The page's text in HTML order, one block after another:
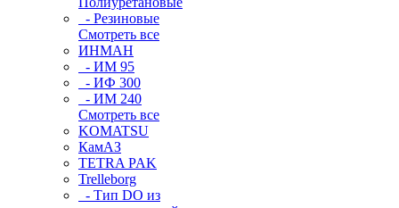
- Резиновые
Смотреть все
ИНМАН
- ИМ 95
- ИФ 300
- ИМ 240
Смотреть все
KOMATSU
КамАЗ
TETRA PAK
Trelleborg
- Тип DO из